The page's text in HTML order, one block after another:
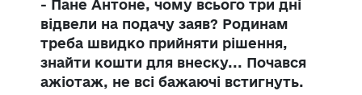
- Пане Антоне, чому всього три дні
відвели на подачу заяв? Родинам
треба швидко прийняти рішення,
знайти кошти для внеску... Почався
ажіотаж, не всі бажаючі встигнуть.